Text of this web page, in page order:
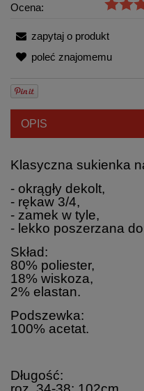
Ocena:
zapytaj o produkt
poleć znajomemu
OPIS
Klasyczna sukienka
- okrągły dekolt,
- rękaw 3/4,
- zamek w tyle,
- lekko poszerzana do
Skład:
80% poliester,
18% wiskoza,
2% elastan.
Podszewka:
100% acetat.
Długość: